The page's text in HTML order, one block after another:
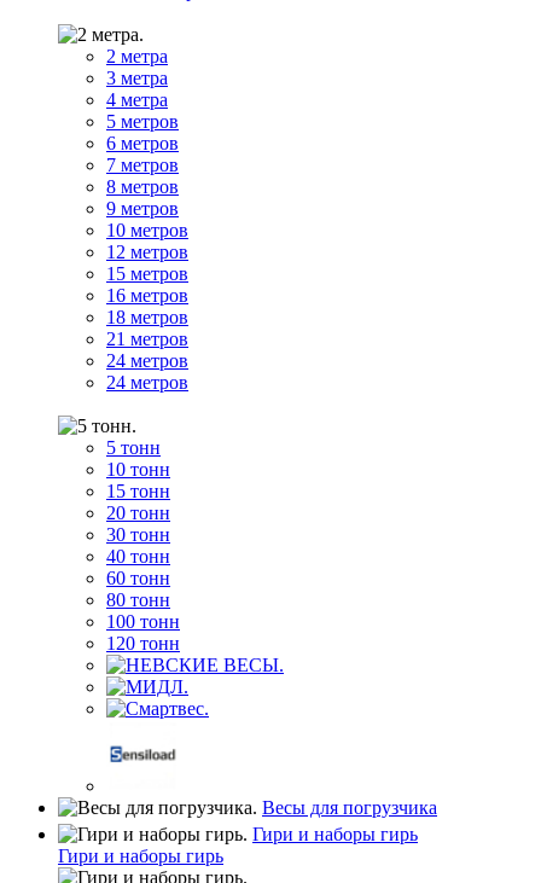
2 метра
3 метра
4 метра
5 метров
6 метров
7 метров
8 метров
9 метров
10 метров
12 метров
15 метров
16 метров
18 метров
21 метров
24 метров
24 метров
5 тонн
10 тонн
15 тонн
20 тонн
30 тонн
40 тонн
60 тонн
80 тонн
100 тонн
120 тонн
Весы для погрузчика
Гири и наборы гирь
Гири и наборы гирь